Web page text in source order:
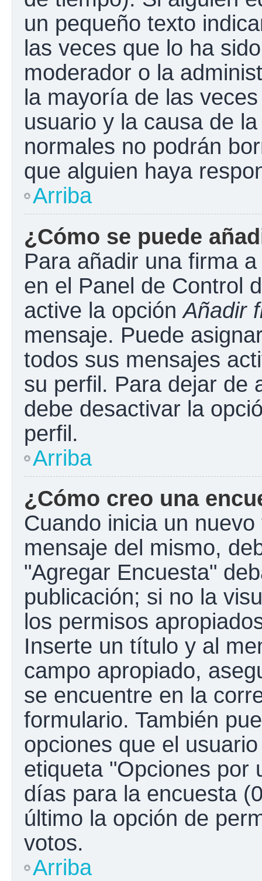
un pequeño texto
las veces que lo ha
moderador o la
la mayoría de las
usuario y la causa de
normales no podrán
que alguien haya
Arriba
¿Cómo se puede
Para añadir una firma
en el Panel de Control
active la opciónAñadir
mensaje. Puede
todos sus mensajes
su perfil. Para dejar de
debe desactivar la
perfil.
Arriba
¿Cómo creo una
Cuando inicia un
mensaje del mismo,
"Agregar Encuesta"
publicación; si no la
los permisos
Inserte un título y al
campo apropiado,
se encuentre en la
formulario. También
opciones que el
etiqueta "Opciones por
días para la encuesta
último la opción de
votos.
Arriba